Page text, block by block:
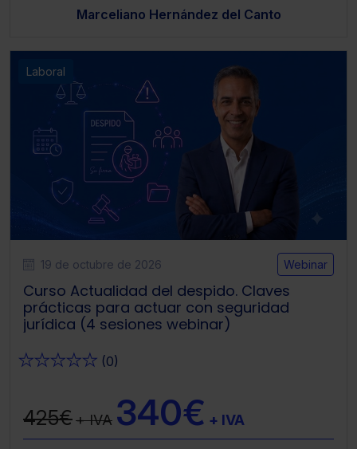
Marceliano Hernández del Canto
Laboral
19 de octubre de 2026 Webinar
Curso Actualidad del despido. Claves
prácticas para actuar con seguridad
jurídica (4 sesiones webinar)
★★★★★ (0)
425€+ IVA 340€ + IVA